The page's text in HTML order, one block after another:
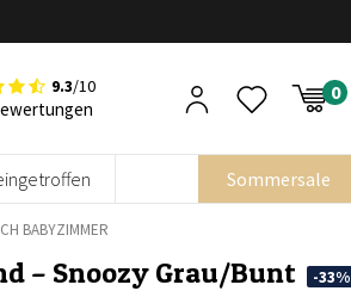
9.3/10
Sommersale
BABYZIMMER
– Snoozy Grau/Bunt -33%